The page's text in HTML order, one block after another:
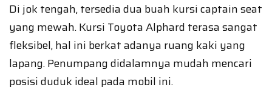
Di jok tengah, tersedia dua buah kursi captain seat
yang mewah. Kursi Toyota Alphard terasa sangat
fleksibel, hal ini berkat adanya ruang kaki yang
lapang. Penumpang didalamnya mudah mencari
posisi duduk ideal pada mobil ini.